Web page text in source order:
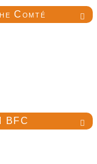

Comté

BFC